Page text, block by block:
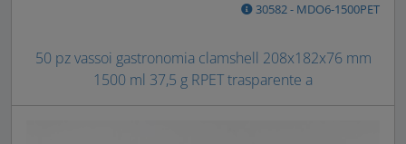
30582 - MDO6-1500PET
50 pz vassoi gastronomia clamshell 208x182x76 mm
1500 ml 37,5 g RPET trasparente a